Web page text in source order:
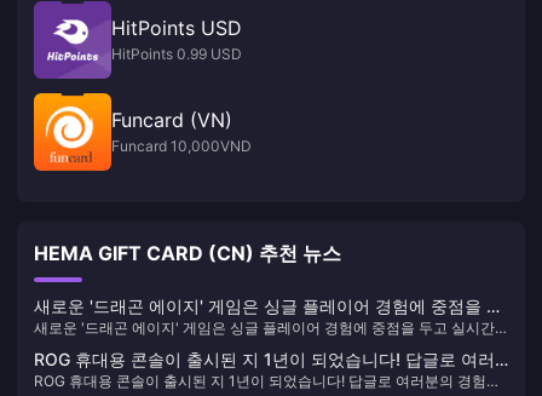
HitPoints USD
HitPoints 0.99 USD
Funcard (VN)
Funcard 10,000VND
HEMA GIFT CARD (CN) 추천 뉴스
새로운 '드래곤 에이지' 게임은 싱글 플레이어 경험에 중점을 두
고 실시간 서비스는 포함하지 않습니다.
새로운 '드래곤 에이지' 게임은 싱글 플레이어 경험에 중점을 두고 실시간
ROG 휴대용 콘솔이 출시된 지 1년이 되었습니다! 답글로 여러
분의 경험을 이야기하고 공식 주변기기와 다양한 3A 걸작을 받
ROG 휴대용 콘솔이 출시된 지 1년이 되었습니다! 답글로 여러분의 경험을